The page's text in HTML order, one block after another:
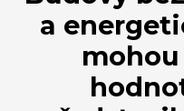
a